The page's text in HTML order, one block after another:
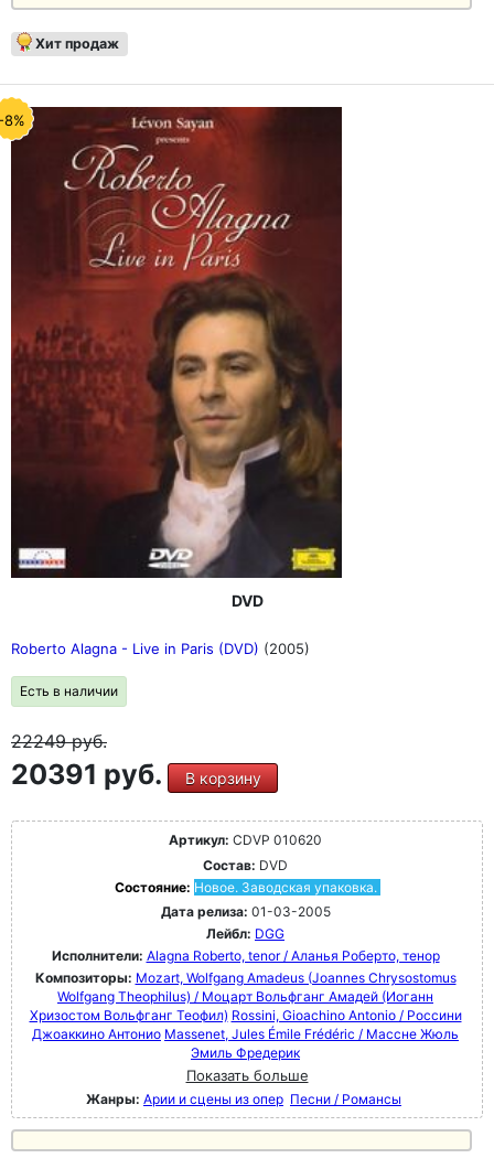
Хит продаж
8%
DVD
Roberto Alagna - Live in Paris (DVD) (2005)
Есть в наличии
22249руб.
20391 руб. В корзину
Артикул: CDVP 010620
Состав: DVD
Состояние: Новое. Заводская упаковка.
Дата релиза: 01-03-2005
Лейбл: DGG
Исполнители: Alagna Roberto, tenor / Аланья Роберто, тенор
Композиторы: Mozart, Wolfgang Amadeus (Joannes Chrysostomus
Wolfgang Theophilus) / Моцарт Вольфганг Амадей (Иоганн
Хризостом Вольфганг Теофил) Rossini, Gioachino Antonio / Россини
Джоаккино Антонио Massenet, Jules Émile Frédéric / Массне Жюль
Эмиль Фредерик
Показать больше
Жанры: Арии и сцены из опер Песни / Романсы